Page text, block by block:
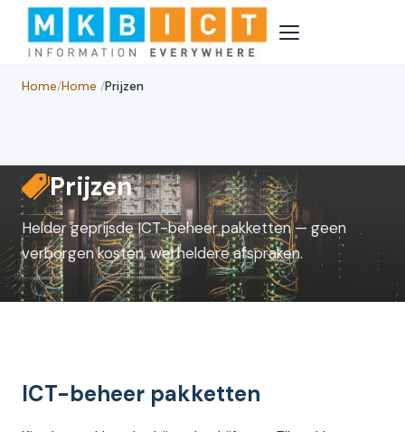
Home/Home /Prijzen
Prijzen
Helder geprijsde ICT-beheer pakketten — geen
verborgen kosten, wel heldere afspraken.
ICT-beheer pakketten